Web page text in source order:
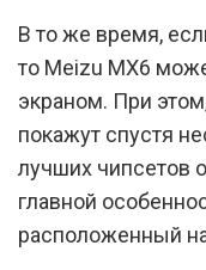
В то же время,
то Meizu MX6
экраном. При
покажут спустя
лучших чипсетов
главной
расположенный